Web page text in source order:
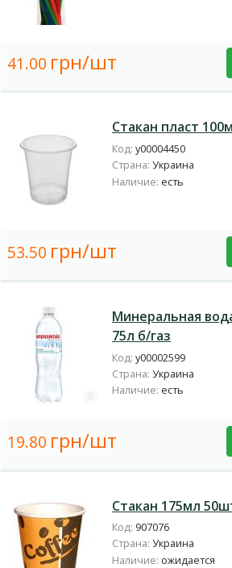
41.00 грн/шт
Стакан пласт
Код: у00004450
Страна: Украина
Наличие: есть
53.50 грн/шт
Минеральная
75л б/газ
Код: у00002599
Страна: Украина
Наличие: есть
19.80 грн/шт
Стакан 175мл
Код: 907076
Страна: Украина
Наличие: ожидается